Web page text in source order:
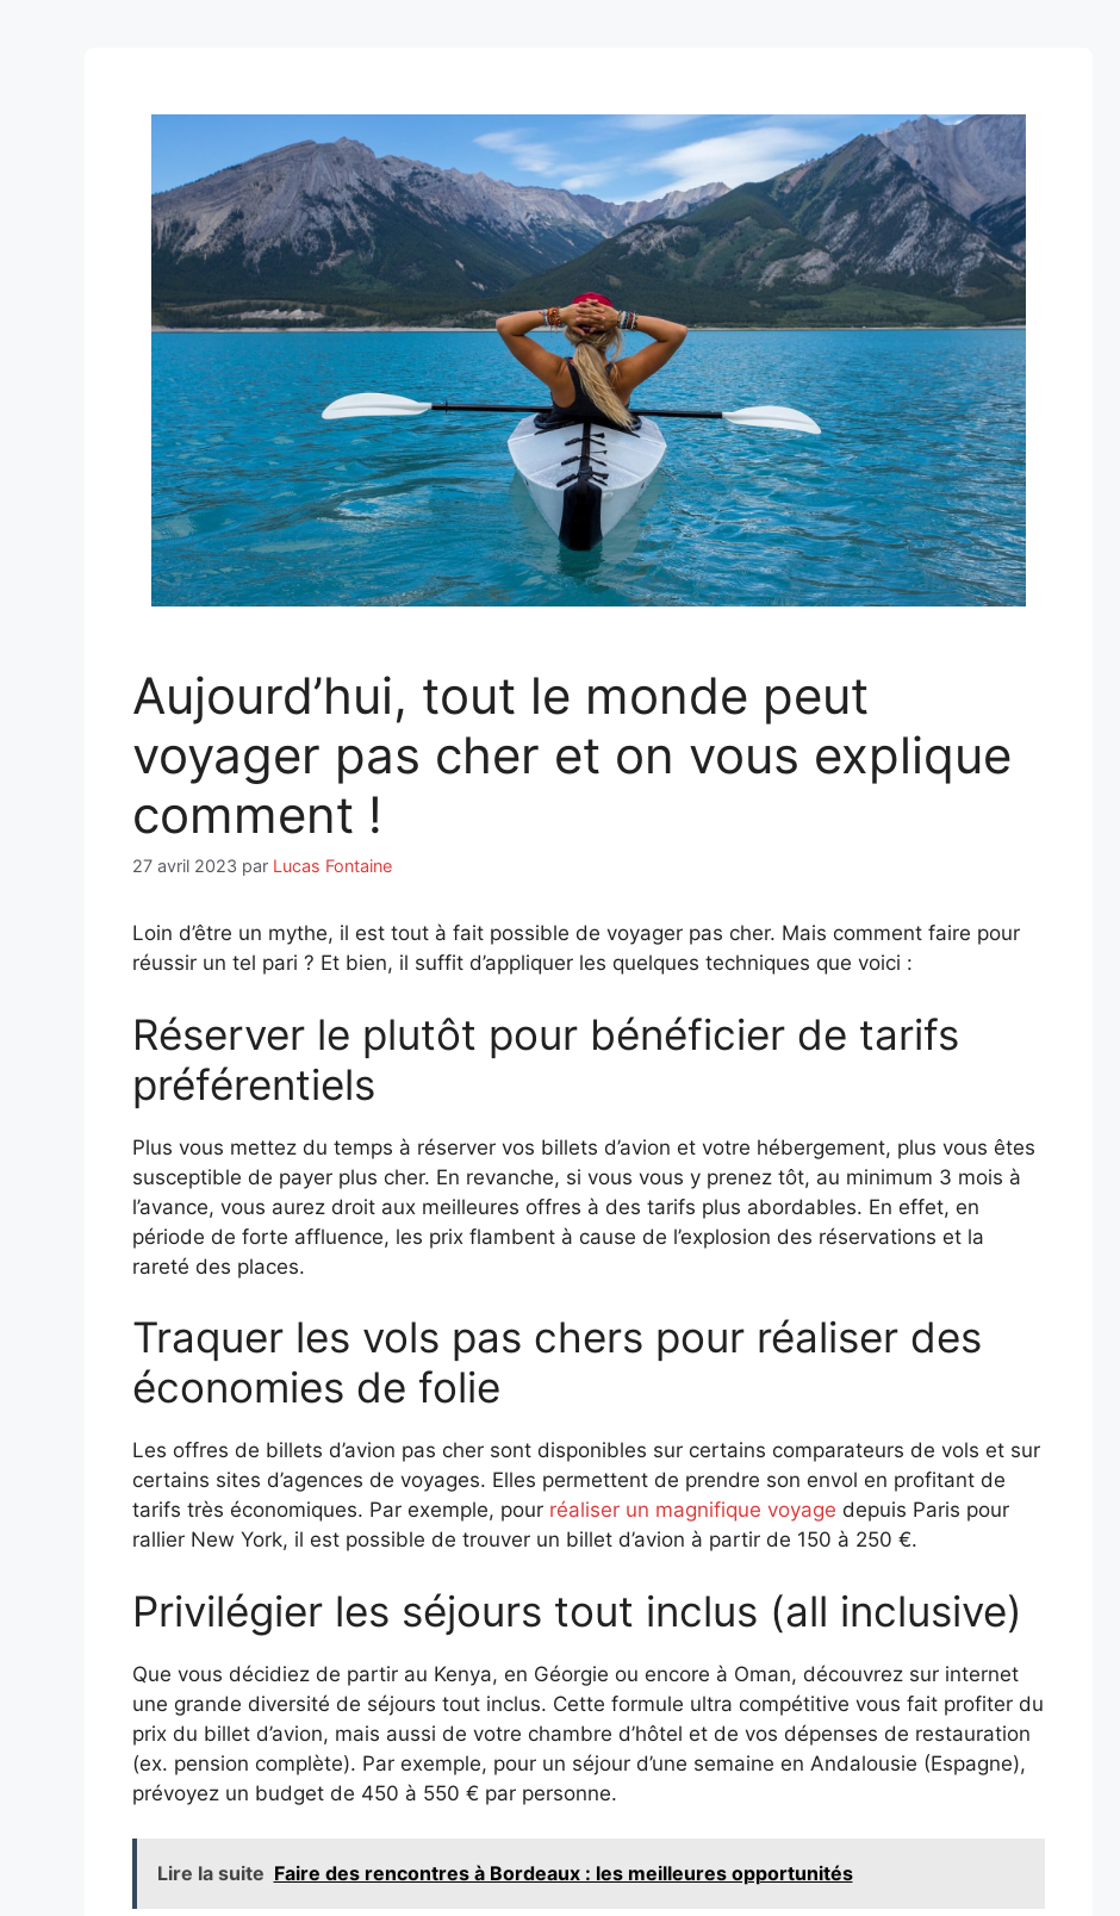
Aujourd’hui, tout le monde peut
voyager pas cher et on vous explique
comment !
27 avril 2023 par Lucas Fontaine
Loin d’être un mythe, il est tout à fait possible de voyager pas cher. Mais comment faire pour
réussir un tel pari ? Et bien, il suffit d’appliquer les quelques techniques que voici :
Réserver le plutôt pour bénéficier de tarifs
préférentiels
Plus vous mettez du temps à réserver vos billets d’avion et votre hébergement, plus vous êtes
susceptible de payer plus cher. En revanche, si vous vous y prenez tôt, au minimum 3 mois à
l’avance, vous aurez droit aux meilleures offres à des tarifs plus abordables. En effet, en
période de forte affluence, les prix flambent à cause de l’explosion des réservations et la
rareté des places.
Traquer les vols pas chers pour réaliser des
économies de folie
Les offres de billets d’avion pas cher sont disponibles sur certains comparateurs de vols et sur
certains sites d’agences de voyages. Elles permettent de prendre son envol en profitant de
tarifs très économiques. Par exemple, pour réaliser un magnifique voyage depuis Paris pour
rallier New York, il est possible de trouver un billet d’avion à partir de 150 à 250 €.
Privilégier les séjours tout inclus (all inclusive)
Que vous décidiez de partir au Kenya, en Géorgie ou encore à Oman, découvrez sur internet
une grande diversité de séjours tout inclus. Cette formule ultra compétitive vous fait profiter du
prix du billet d’avion, mais aussi de votre chambre d’hôtel et de vos dépenses de restauration
(ex. pension complète). Par exemple, pour un séjour d’une semaine en Andalousie (Espagne),
prévoyez un budget de 450 à 550 € par personne.
Lire la suite Faire des rencontres à Bordeaux : les meilleures opportunités